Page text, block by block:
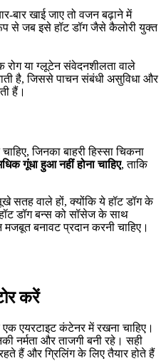
बार खाई जाए तो वजन बढ़ाने में
से जब इसे हॉट डॉग जैसे कैलोरी युक्त
रोग या ग्लूटेन संवेदनशीलता वाले
है, जिससे पाचन संबंधी असुविधा और
हैं।
जिनका बाहरी हिस्सा चिकना
गूंधा हुआ नहीं होना चाहिए, ताकि
सतह वाले हों, क्योंकि ये हॉट डॉग के
डॉग बन्स को सॉसेज के साथ
बनावट प्रदान करनी चाहिए।
करें
एयरटाइट कंटेनर में रखना चाहिए।
नर्मता और ताजगी बनी रहे। सही
हैं और ग्रिलिंग के लिए तैयार होते हैं